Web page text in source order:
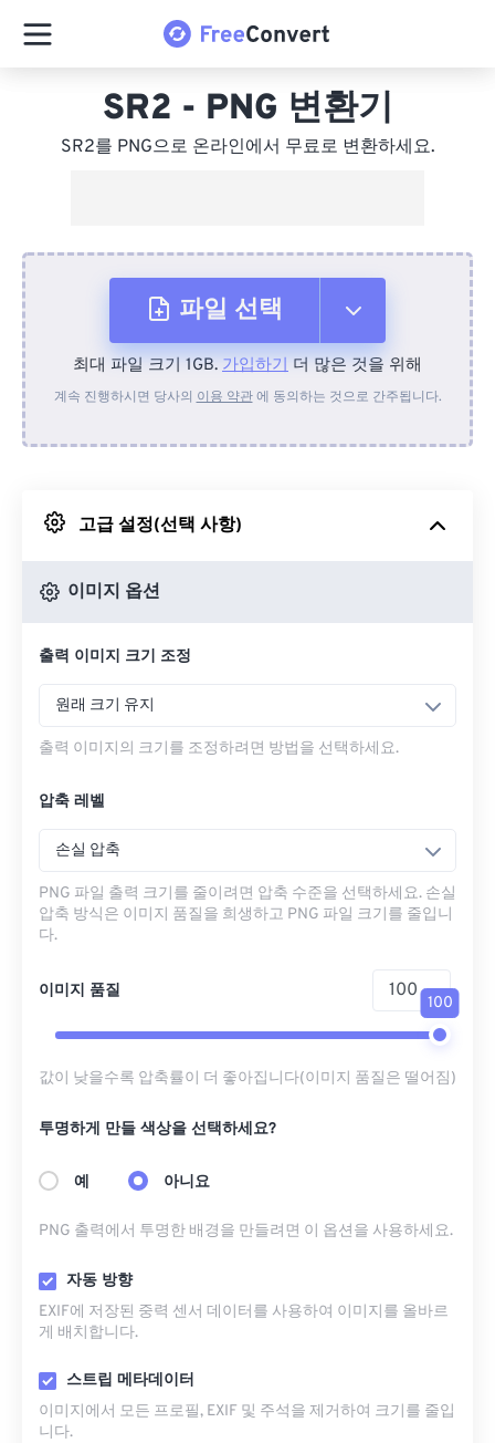
SR2 - PNG 변환기
SR2를 PNG으로 온라인에서 무료로 변환하세요.
파일 선택
장치에서
Google 드라이브에서
최대 파일 크기 1GB. 가입하기 더 많은 것을 위해
계속 진행하시면 당사의 이용 약관에 동의하는 것으로 간주됩니다.
고급 설정(선택 사항)
이미지 옵션
출력 이미지 크기 조정
원래 크기 유지
출력 이미지의 크기를 조정하려면 방법을 선택하세요.
압축 레벨
손실 압축
PNG 파일 출력 크기를 줄이려면 압축 수준을 선택하세요. 손실
압축 방식은 이미지 품질을 희생하고 PNG 파일 크기를 줄입니
다.
이미지 품질
100
값이 낮을수록 압축률이 더 좋아집니다(이미지 품질은 떨어짐)
투명하게 만들 색상을 선택하세요?
예 아니요
PNG 출력에서 ​​투명한 배경을 만들려면 이 옵션을 사용하세요.
자동 방향
EXIF에 저장된 중력 센서 데이터를 사용하여 이미지를 올바르
게 배치합니다.
스트립 메타데이터
이미지에서 모든 프로필, EXIF ​​및 주석을 제거하여 크기를 줄입
니다.